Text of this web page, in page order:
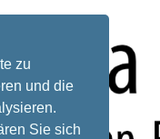
zu
und die
Sie sich